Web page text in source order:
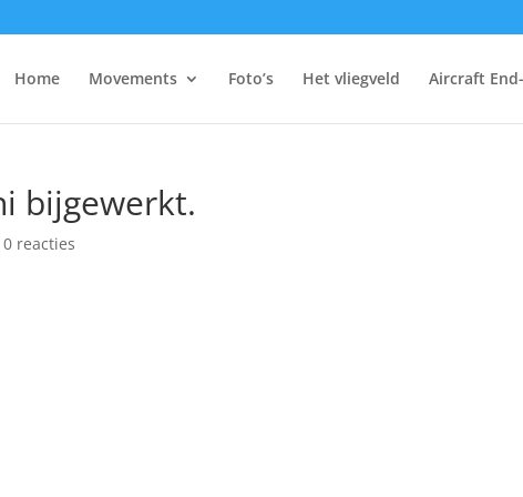
Home Movements Foto’s Het vliegveld Aircraft
bijgewerkt.
0 reacties